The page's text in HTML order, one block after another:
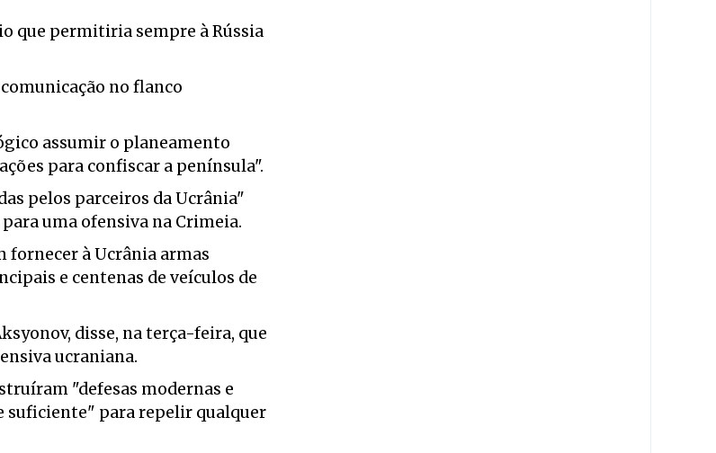
que permitiria sempre à Rússia
no flanco
assumir o planeamento
para confiscar a península".
pelos parceiros da Ucrânia"
uma ofensiva na Crimeia.
fornecer à Ucrânia armas
e centenas de veículos de
disse, na terça-feira, que
ucraniana.
"defesas modernas e
suficiente" para repelir qualquer